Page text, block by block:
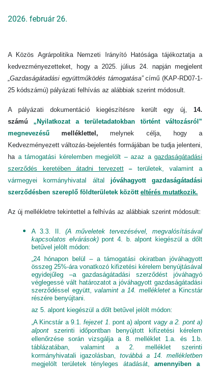
2026. február 26.
A Közös Agrárpolitika Nemzeti Irányító Hatósága tájékoztatja a
kedvezményezetteket, hogy a 2025. július 24. napján megjelent
„Gazdaságátadási együttműködés támogatása”című (KAP-RD07-1-
25 kódszámú) pályázati felhívás az alábbiak szerint módosult.
A pályázati dokumentáció kiegészítésre került egy új, 14.
számú „Nyilatkozat a területadatokban történt változásról”
megnevezésűmelléklettel, melynek célja, hogy a
Kedvezményezett változás-bejelentés formájában be tudja jelenteni,
ha a támogatási kérelemben megjelölt – azaz a gazdaságátadási
szerződés keretében átadni tervezett–területek, valamint a
vármegyei kormányhivatal által jóváhagyott gazdaságátadási
szerződésben szereplő földterületek között eltérés mutatkozik.
Az új mellékletre tekintettel a felhívás az alábbiak szerint módosult:
A 3.3. II. (A műveletek tervezésével, megvalósításával
kapcsolatos elvárások)pont 4. b. alpont kiegészül a dőlt
betűvel jelölt módon:
„24 hónapon belül – a támogatási okiratban jóváhagyott
összeg 25%-ára vonatkozó kifizetési kérelem benyújtásával
egyidejűleg –a gazdaságátadási szerződést jóváhagyó
véglegessé vált határozatot a jóváhagyott gazdaságátadási
szerződéssel együtt,valamint a 14. mellékleteta Kincstár
részére benyújtani.
az 5. alpont kiegészül a dőlt betűvel jelölt módon:
„A Kincstár a 9.1.fejezet 1. pont a) alpont vagy a 2. pont a)
alpont szerinti időpontban benyújtott kifizetési kérelem
ellenőrzése során vizsgálja a 8. melléklet 1.a. és 1.b.
táblázatában, valamint a 2. melléklet szerinti
kormányhivatali igazolásban, továbbá a 14. mellékletben
megjelölt területek tényleges átadását, amennyiben a